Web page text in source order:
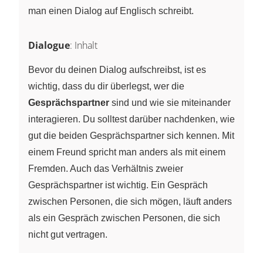
man einen Dialog auf Englisch schreibt.
Dialogue: Inhalt
Bevor du deinen Dialog aufschreibst, ist es
wichtig, dass du dir überlegst, wer die
Gesprächspartner sind und wie sie miteinander
interagieren. Du solltest darüber nachdenken, wie
gut die beiden Gesprächspartner sich kennen. Mit
einem Freund spricht man anders als mit einem
Fremden. Auch das Verhältnis zweier
Gesprächspartner ist wichtig. Ein Gespräch
zwischen Personen, die sich mögen, läuft anders
als ein Gespräch zwischen Personen, die sich
nicht gut vertragen.